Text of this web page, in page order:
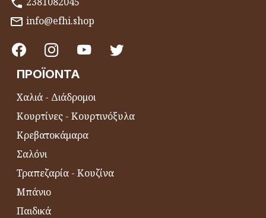
info@efhi.shop
ΠΡΟΪΌΝΤΑ
Χαλιά - Διάδρομοι
Κουρτίνες - Κουρτινόξυλα
Κρεβατοκάμαρα
Σαλόνι
Τραπεζαρία - Κουζίνα
Μπάνιο
Παιδικά